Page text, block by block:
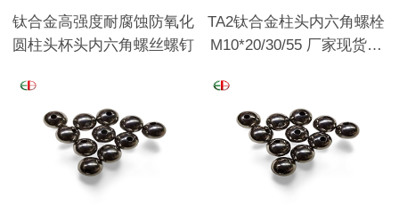
钛合金高强度耐腐蚀防氧化
圆柱头杯头内六角螺丝螺钉
TA2钛合金柱头内六角螺栓
M10*20/30/55 厂家现货批